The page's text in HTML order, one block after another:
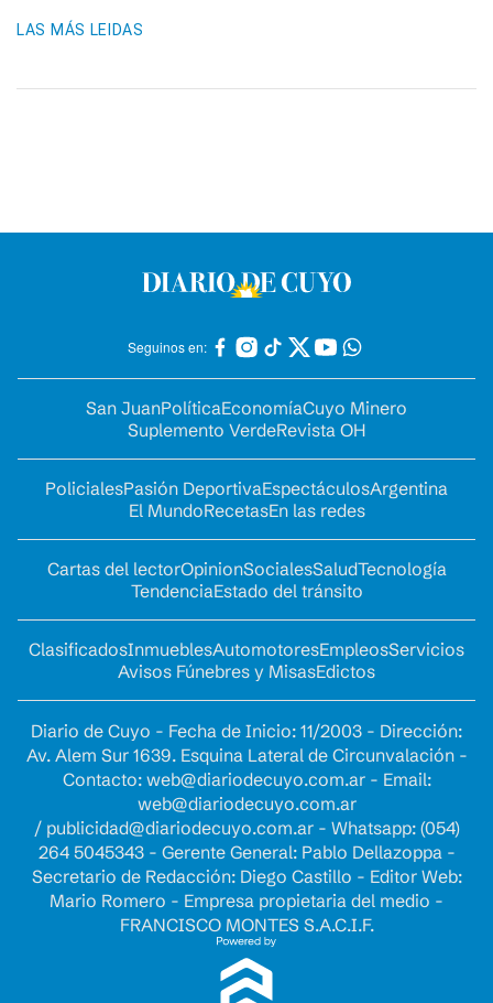
LAS MÁS LEIDAS
Seguinos en:
San JuanPolíticaEconomíaCuyo Minero
Suplemento VerdeRevista OH
PolicialesPasión DeportivaEspectáculosArgentina
El MundoRecetasEn las redes
Cartas del lectorOpinionSocialesSaludTecnología
TendenciaEstado del tránsito
ClasificadosInmueblesAutomotoresEmpleosServicios
Avisos Fúnebres y MisasEdictos
Diario de Cuyo - Fecha de Inicio: 11/2003 - Dirección:
Av. Alem Sur 1639. Esquina Lateral de Circunvalación -
Contacto: web@diariodecuyo.com.ar- Email:
web@diariodecuyo.com.ar
/ publicidad@diariodecuyo.com.ar- Whatsapp: (054)
264 5045343 - Gerente General: Pablo Dellazoppa -
Secretario de Redacción: Diego Castillo - Editor Web:
Mario Romero - Empresa propietaria del medio -
FRANCISCO MONTES S.A.C.I.F.